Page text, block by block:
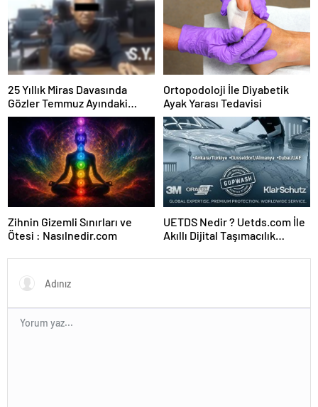
25 Yıllık Miras Davasında
Gözler Temmuz Ayındaki
Karar Duruşmasına Çevrildi
Ortopodoloji İle Diyabetik
Ayak Yarası Tedavisi
Zihnin Gizemli Sınırları ve
Ötesi : Nasılnedir.com
UETDS Nedir ? Uetds.com İle
Akıllı Dijital Taşımacılık